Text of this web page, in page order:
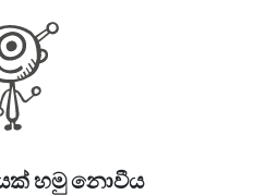
හමු නොවීය